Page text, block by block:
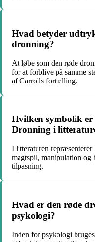
Hvad betyder
dronning?
At løbe som den røde
for at forblive på samme
af Carrolls fortælling.
Hvilken symbolik
Dronning i
I litteraturen
magtspil, manipulation og
tilpasning.
Hvad er den røde
psykologi?
Inden for psykologi